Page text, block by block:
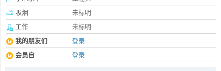
吸烟
未标明
工作
未标明
我的朋友们
登录
会员自
登录